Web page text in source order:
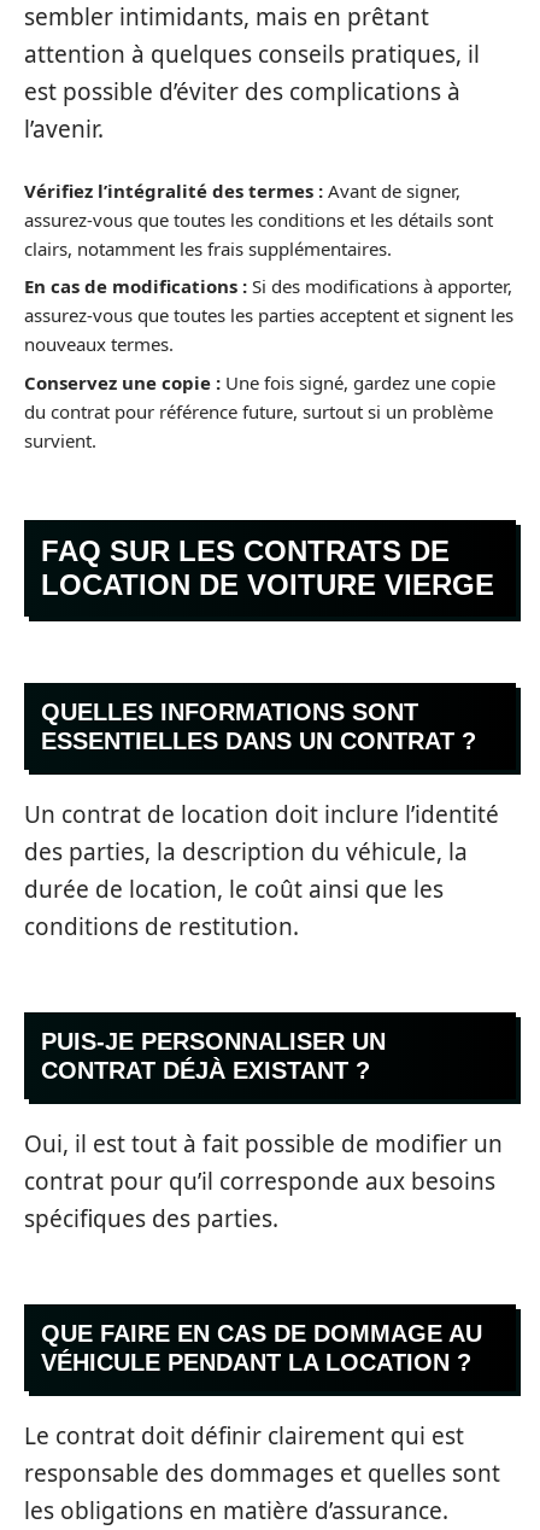
sembler intimidants, mais en prêtant
attention à quelques conseils pratiques, il
est possible d’éviter des complications à
l’avenir.
Vérifiez l’intégralité des termes : Avant de signer,
assurez-vous que toutes les conditions et les détails sont
clairs, notamment les frais supplémentaires.
En cas de modifications : Si des modifications à apporter,
assurez-vous que toutes les parties acceptent et signent les
nouveaux termes.
Conservez une copie : Une fois signé, gardez une copie
du contrat pour référence future, surtout si un problème
survient.
FAQ SUR LES CONTRATS DE
LOCATION DE VOITURE VIERGE
QUELLES INFORMATIONS SONT
ESSENTIELLES DANS UN CONTRAT ?
Un contrat de location doit inclure l’identité
des parties, la description du véhicule, la
durée de location, le coût ainsi que les
conditions de restitution.
PUIS-JE PERSONNALISER UN
CONTRAT DÉJÀ EXISTANT ?
Oui, il est tout à fait possible de modifier un
contrat pour qu’il corresponde aux besoins
spécifiques des parties.
QUE FAIRE EN CAS DE DOMMAGE AU
VÉHICULE PENDANT LA LOCATION ?
Le contrat doit définir clairement qui est
responsable des dommages et quelles sont
les obligations en matière d’assurance.